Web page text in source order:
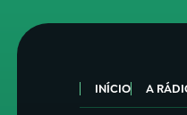
INÍCIO A